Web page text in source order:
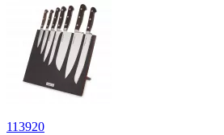
113920